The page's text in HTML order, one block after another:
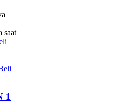
saat
1